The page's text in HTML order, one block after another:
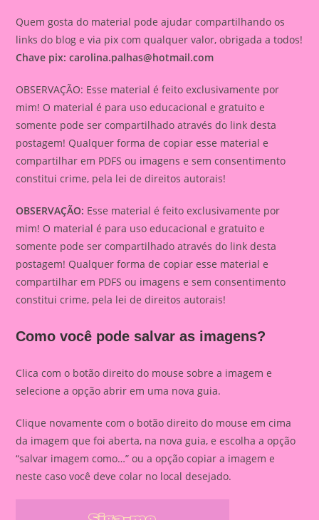
Quem gosta do material pode ajudar compartilhando os
links do blog e via pix com qualquer valor, obrigada a todos!
Chave pix:carolina.palhas@hotmail.com
OBSERVAÇÃO: Esse material é feito exclusivamente por
mim! O material é para uso educacional e gratuito e
somente pode ser compartilhado através do link desta
postagem! Qualquer forma de copiar esse material e
compartilhar em PDFS ou imagens e sem consentimento
constitui crime, pela lei de direitos autorais!
OBSERVAÇÃO: Esse material é feito exclusivamente por
mim! O material é para uso educacional e gratuito e
somente pode ser compartilhado através do link desta
postagem! Qualquer forma de copiar esse material e
compartilhar em PDFS ou imagens e sem consentimento
constitui crime, pela lei de direitos autorais!
Como você pode salvar as imagens?
Clica com o botão direito do mouse sobre a imagem e
selecione a opção abrir em uma nova guia.
Clique novamente com o botão direito do mouse em cima
da imagem que foi aberta, na nova guia, e escolha a opção
“salvar imagem como…” ou a opção copiar a imagem e
neste caso você deve colar no local desejado.